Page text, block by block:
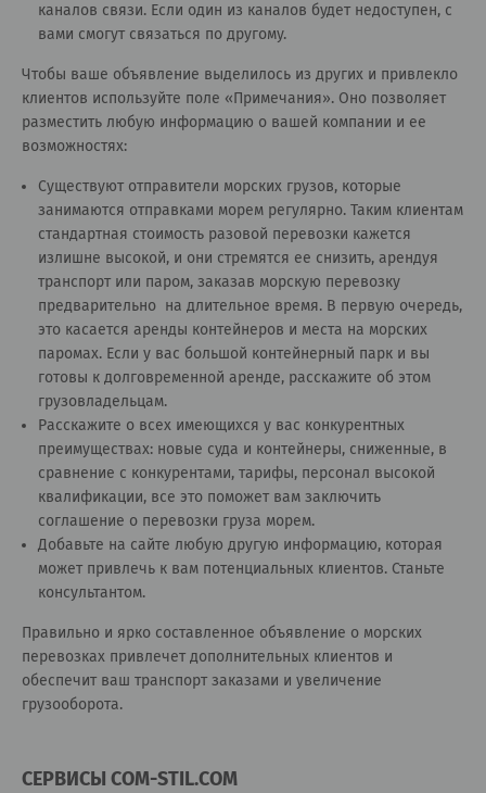
каналов связи. Если один из каналов будет недоступен, с
вами смогут связаться по другому.
Чтобы ваше объявление выделилось из других и привлекло
клиентов используйте поле «Примечания». Оно позволяет
разместить любую информацию о вашей компании и ее
возможностях:
Существуют отправители морских грузов, которые
занимаются отправками морем регулярно. Таким клиентам
стандартная стоимость разовой перевозки кажется
излишне высокой, и они стремятся ее снизить, арендуя
транспорт или паром, заказав морскую перевозку
предварительно на длительное время. В первую очередь,
это касается аренды контейнеров и места на морских
паромах. Если у вас большой контейнерный парк и вы
готовы к долговременной аренде, расскажите об этом
грузовладельцам.
Расскажите о всех имеющихся у вас конкурентных
преимуществах: новые суда и контейнеры, сниженные, в
сравнение с конкурентами, тарифы, персонал высокой
квалификации, все это поможет вам заключить
соглашение о перевозки груза морем.
Добавьте на сайте любую другую информацию, которая
может привлечь к вам потенциальных клиентов. Станьте
консультантом.
Правильно и ярко составленное объявление о морских
перевозках привлечет дополнительных клиентов и
обеспечит ваш транспорт заказами и увеличение
грузооборота.
СЕРВИСЫ COM-STIL.COM